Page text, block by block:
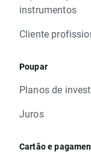
instrumentos
Cliente
Poupar
Planos de
Juros
Cartão e